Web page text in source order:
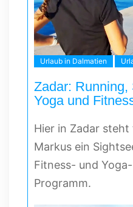
Urlaub in Dalmatien
Zadar: Running,
Yoga und
Hier in Zadar
Markus ein
Fitness- und
Programm.